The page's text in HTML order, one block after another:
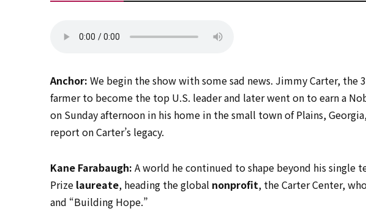
Anchor: We begin the show with some sad news. Jimmy Carter,
farmer to become the top U.S. leader and later went on to earn a
on Sunday afternoon in his home in the small town of Plains, Georgia,
report on Carter’s legacy.
Kane Farabaugh: A world he continued to shape beyond his single
Prize laureate, heading the global nonprofit, the Carter Center,
and “Building Hope.”